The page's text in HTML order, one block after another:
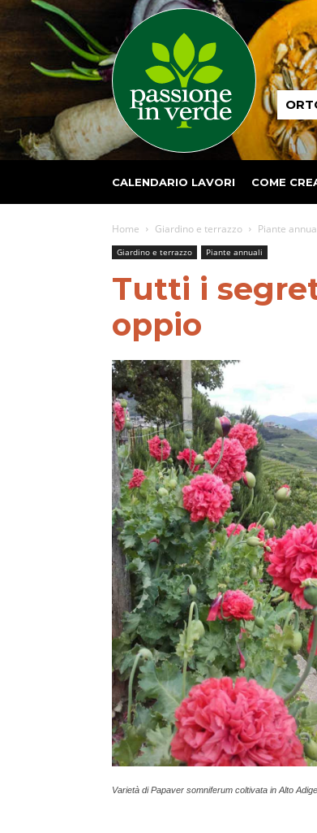
Passione
in
CALENDARIO LAVORI COME
Home Giardino e terrazzo Piante
Giardino e terrazzo Piante annuali
Tutti i
oppio
Varietà di Papaver somniferum coltivata in Alto Adige.